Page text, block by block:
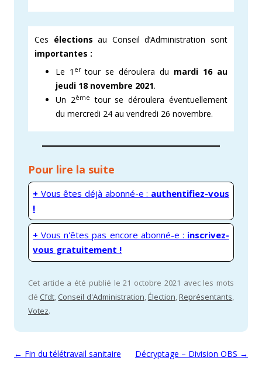
Ces électionsau Conseil d’Administration sont
importantes :
Le 1 ertour se déroulera du mardi 16 au
jeudi 18 novembre 2021.
Un 2ème tour se déroulera éventuellement
du mercredi 24 au vendredi 26 novembre.
Pour lire la suite
+ Vous êtes déjà abonné-e : authentifiez-vous
!
+ Vous n'êtes pas encore abonné-e : inscrivez-
vous gratuitement !
Cet article a été publié le 21 octobre 2021 avec les mots
clé Cfdt, Conseil d'Administration,Élection,Représentants,
Votez.
Navigation des articles
← Fin du télétravail sanitaire Décryptage – Division OBS →